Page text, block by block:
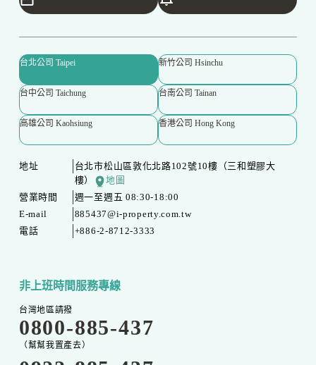
台北公司 Taipei 新竹公司 Hsinchu
台中公司 Taichung 台南公司 Tainan
高雄公司 Kaohsiung 香港公司 Hong Kong
地址
台北市松山區敦化北路102號10樓（三和塑膠大
樓）
地圖
營業時間
週一至週五 08:30-18:00
E-mail
885437@i-property.com.tw
電話
+886-2-8712-3333
非上班時間服務專線
台灣地區請撥
0800-885-437
（幫幫我置產去）